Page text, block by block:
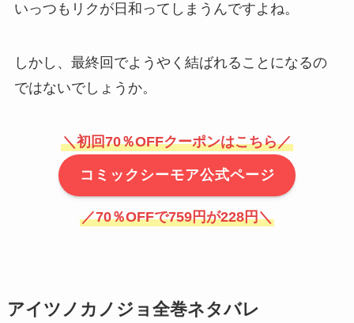
いっつもリクが日和ってしまうんですよね。
しかし、最終回でようやく結ばれることになるの
ではないでしょうか。
＼初回70％OFFクーポンはこちら／
コミックシーモア公式ページ
／70％OFFで759円が228円＼
アイツノカノジョ全巻ネタバレ